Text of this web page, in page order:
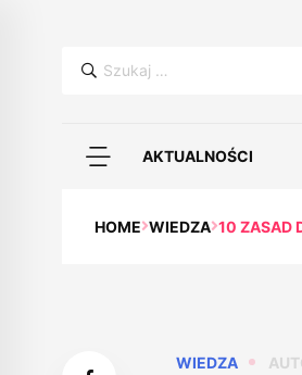
Szukaj:
AKTUALNOŚCI
HOME WIEDZA 10 ZASAD
WIEDZA